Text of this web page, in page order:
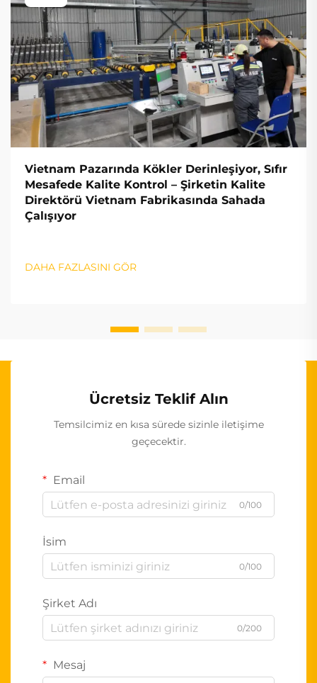
Vietnam Pazarında Kökler Derinleşiyor, Sıfır
Mesafede Kalite Kontrol – Şirketin Kalite
Direktörü Vietnam Fabrikasında Sahada
Çalışıyor
DAHA FAZLASINI GÖR
Ücretsiz Teklif Alın
Temsilcimiz en kısa sürede sizinle iletişime
geçecektir.
Email
0/100
İsim
0/100
Şirket Adı
0/200
Mesaj